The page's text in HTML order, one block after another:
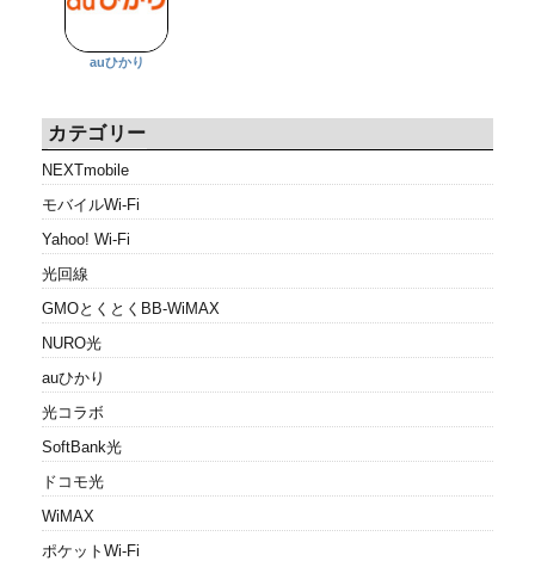
auひかり
カテゴリー
NEXTmobile
モバイルWi-Fi
Yahoo! Wi-Fi
光回線
GMOとくとくBB-WiMAX
NURO光
auひかり
光コラボ
SoftBank光
ドコモ光
WiMAX
ポケットWi-Fi